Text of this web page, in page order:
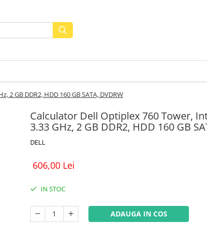
2 GB DDR2, HDD 160 GB SATA, DVDRW
Calculator Dell Optiplex 760 Tower,
3.33 GHz, 2 GB DDR2, HDD 160 GB
DELL
606,00 Lei
IN STOC
ADAUGA IN COS